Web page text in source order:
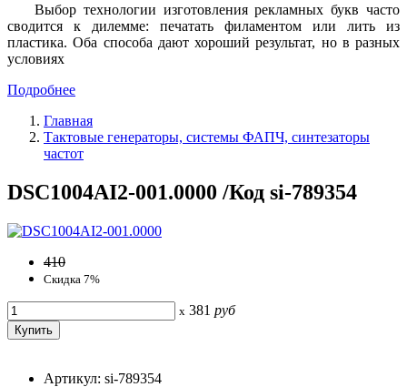
Выбор технологии изготовления рекламных букв часто
сводится к дилемме: печатать филаментом или лить из
пластика. Оба способа дают хороший результат, но в разных
условиях
Подробнее
Главная
Тактовые генераторы, системы ФАПЧ, синтезаторы
частот
DSC1004AI2-001.0000 /Код si-789354
410
Скидка 7%
x 381 руб
Артикул: si-789354